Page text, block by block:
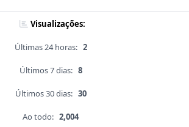
Visualizações:
Últimas 24 horas: 2
Últimos 7 dias: 8
Últimos 30 dias: 30
Ao todo: 2,004